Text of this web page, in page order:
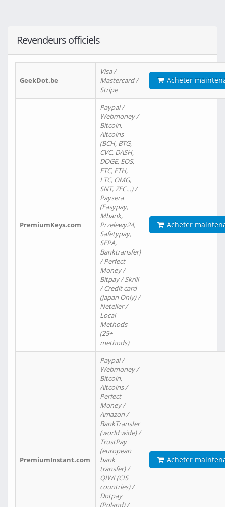
Revendeurs officiels
GeekDot.be
Visa /
Mastercard /
Stripe
Acheter
PremiumKeys.com
Paypal /
Webmoney /
Bitcoin,
Altcoins
(BCH, BTG,
CVC, DASH,
DOGE, EOS,
ETC, ETH,
LTC, OMG,
SNT, ZEC…) /
Paysera
(Easypay,
Mbank,
Przelewy24,
Safetypay,
SEPA,
Banktransfer)
/ Perfect
Money /
Bitpay / Skrill
/ Credit card
(Japan Only) /
Neteller /
Local
Methods
(25+
methods)
Acheter
PremiumInstant.com
Paypal /
Webmoney /
Bitcoin,
Altcoins /
Perfect
Money /
Amazon /
BankTransfer
(world wide) /
TrustPay
(european
bank
transfer) /
QIWI (CIS
countries) /
Dotpay
(Poland) /
Acheter